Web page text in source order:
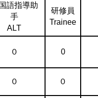
語指導助
手
ALT
研修員
Trainee
０ 0
０ ０